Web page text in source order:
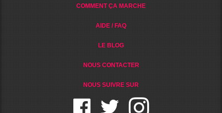
COMMENT ÇA MARCHE
AIDE / FAQ
LE BLOG
NOUS CONTACTER
NOUS SUIVRE SUR